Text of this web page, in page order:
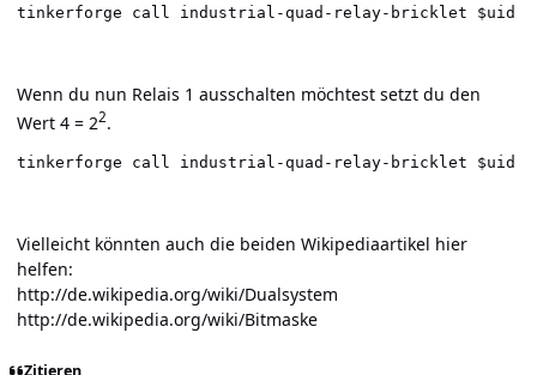
tinkerforge call industrial-quad-relay-bricklet $uid
Wenn du nun Relais 1 ausschalten möchtest setzt du den
Wert 4 = 22.
tinkerforge call industrial-quad-relay-bricklet $uid
Vielleicht könnten auch die beiden Wikipediaartikel hier
helfen:
http://de.wikipedia.org/wiki/Dualsystem
http://de.wikipedia.org/wiki/Bitmaske
Zitieren